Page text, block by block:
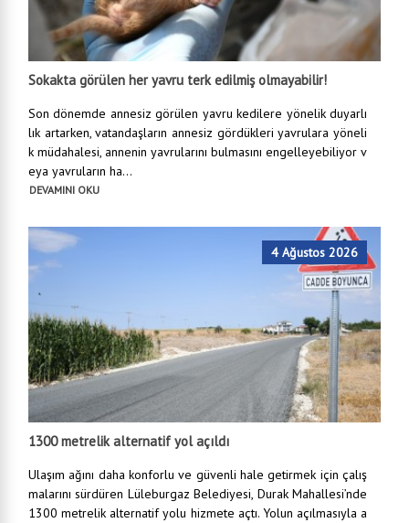
Sokakta görülen her yavru terk edilmiş olmayabilir!
Son dönemde annesiz görülen yavru kedilere yönelik duyarlı
lık artarken, vatandaşların annesiz gördükleri yavrulara yöneli
k müdahalesi, annenin yavrularını bulmasını engelleyebiliyor v
eya yavruların ha...
DEVAMINI OKU
4 Ağustos 2026
1300 metrelik alternatif yol açıldı
Ulaşım ağını daha konforlu ve güvenli hale getirmek için çalış
malarını sürdüren Lüleburgaz Belediyesi, Durak Mahallesi’nde
1300 metrelik alternatif yolu hizmete açtı. Yolun açılmasıyla a